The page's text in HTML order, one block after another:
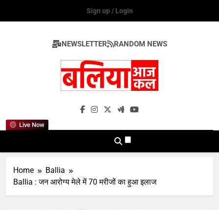
Sign up / Login
NEWSLETTER RANDOM NEWS
Live Now
Ballia Aaj Kal
Home
Ballia
Ballia : जन आरोग्य मेले में 70 मरीजों का हुआ इलाज